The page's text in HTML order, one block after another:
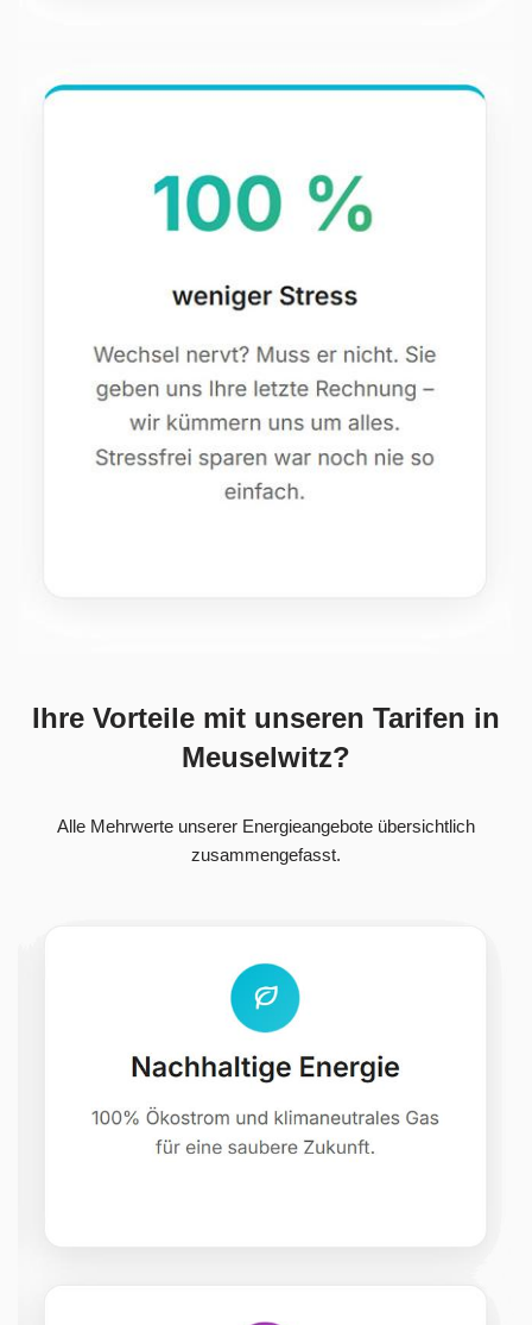
Ihre Vorteile mit unseren Tarifen in
Meuselwitz?
Alle Mehrwerte unserer Energieangebote übersichtlich
zusammengefasst.